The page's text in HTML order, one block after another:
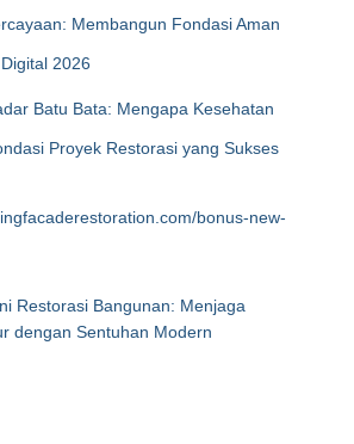
Membangun Fondasi Aman
2026
Batu Bata: Mengapa Kesehatan
Proyek Restorasi yang Sukses
bonus-new-
Restorasi Bangunan: Menjaga
dengan Sentuhan Modern